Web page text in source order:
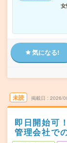
気になる!
未読 掲載日 2026/
即日開始可
管理会社で